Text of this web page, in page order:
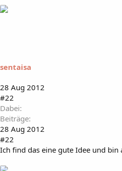
sentaisa
28 Aug 2012
#22
Dabei
Beiträge
28 Aug 2012
#22
Ich find das eine gute Idee und bin